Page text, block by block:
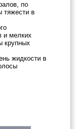
по
тяжести в
и мелких
крупных
жидкости в